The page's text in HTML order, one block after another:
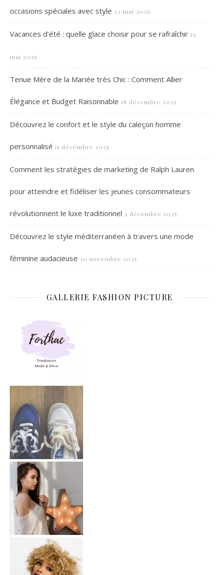
occasions spéciales avec style 22 mai 2026
Vacances d’été : quelle glace choisir pour se rafraîchir 19
mai 2026
Tenue Mère de la Mariée très Chic : Comment Allier
Élégance et Budget Raisonnable 18 décembre 2025
Découvrez le confort et le style du caleçon homme
personnalisé 15 décembre 2025
Comment les stratégies de marketing de Ralph Lauren
pour atteindre et fidéliser les jeunes consommateurs
révolutionnent le luxe traditionnel 3 décembre 2025
Découvrez le style méditerranéen à travers une mode
féminine audacieuse 30 novembre 2025
GALLERIE FASHION PICTURE